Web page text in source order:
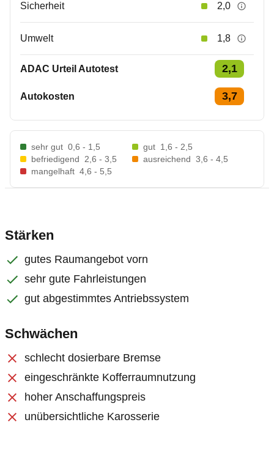
Sicherheit 2,0
Umwelt 1,8
ADAC Urteil Autotest 2,1
Autokosten 3,7
sehr gut 0,6 - 1,5 gut 1,6 - 2,5
befriedigend
2,6 - 3,5 ausreichend 3,6 - 4,5
mangelhaft 4,6 - 5,5
Stärken
gutes Raumangebot vorn
sehr gute Fahrleistungen
gut abgestimmtes Antriebssystem
Schwächen
schlecht dosierbare Bremse
eingeschränkte Kofferraumnutzung
hoher Anschaffungspreis
unübersichtliche Karosserie